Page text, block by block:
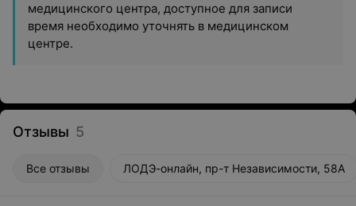
медицинского центра, доступное для записи
время необходимо уточнять в медицинском
центре.
Отзывы 5
Все отзывы ЛОДЭ-онлайн, пр-т Независимости, 58А